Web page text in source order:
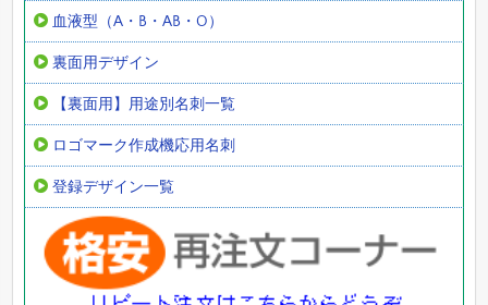
血液型（A・B・AB・O）
裏面用デザイン
【裏面用】用途別名刺一覧
ロゴマーク作成機応用名刺
登録デザイン一覧